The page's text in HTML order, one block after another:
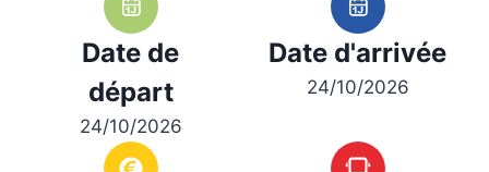
Date de
départ
24/10/2026
Date d'arrivée
24/10/2026